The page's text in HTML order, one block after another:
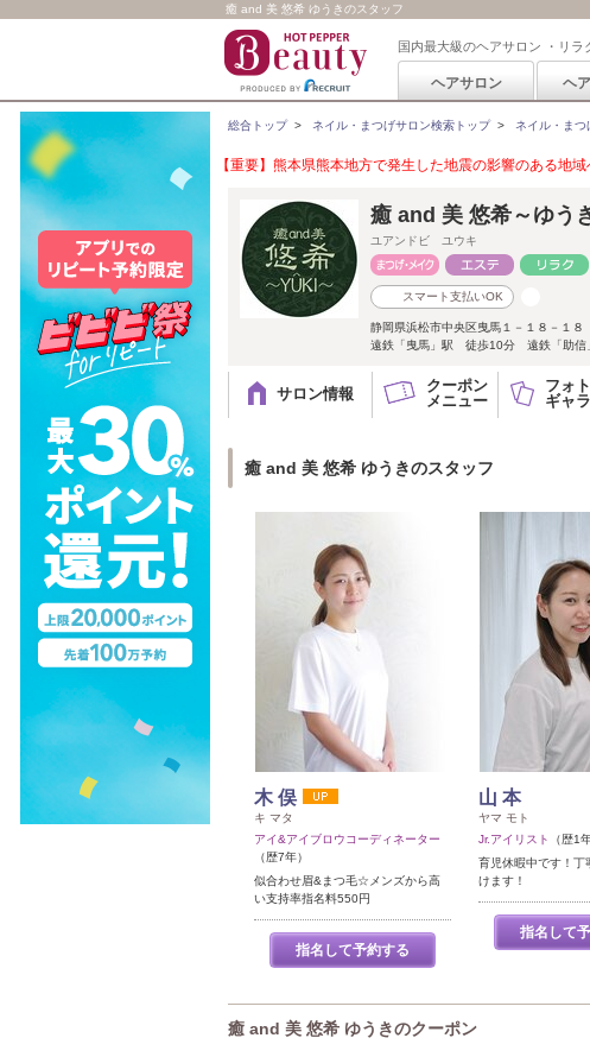
癒 and 美 悠希 ゆうきのスタッフ
国内最大級のヘアサロン ・リ
ヘアサロン ヘ
総合トップ> ネイル・まつげサロン検索トップ> ネイル・ま
【重要】熊本県熊本地方で発生した地震の影響のある地
癒 and 美 悠希～ゆう
ユアンドビ ユウキ
スマート支払いOK
静岡県浜松市中央区曳馬１－１８－１
遠鉄「曳馬」駅 徒歩10分 遠鉄「助信
サロン情報
クーポン
メニュー
フォト
ギャ
癒 and 美 悠希 ゆうきのスタッフ
木 俣
キ マタ
アイ&アイブロウコーディネーター
（歴7年）
似合わせ眉&まつ毛☆メンズから高
い支持率指名料550円
指名して予約する
山 本
ヤマ モト
Jr.アイリスト
（歴1年
育児休暇中です！丁
けます！
指名して
癒 and 美 悠希 ゆうきのクーポン